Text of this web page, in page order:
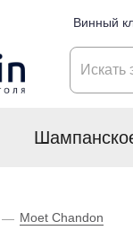
Винный
— Moet Chandon